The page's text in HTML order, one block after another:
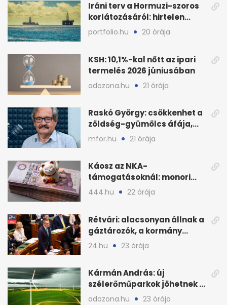
Iráni terv a Hormuzi-szoros
korlátozásáról: hirtelen
megugrott az olajár
portfolio.hu 20 órája
KSH: 10,1%-kal nőtt az ipari
termelés 2026 júniusában
adozona.hu 21 órája
Raskó György: csökkenhet a
zöldség-gyümölcs áfája,
bajban a kukorica
mfor.hu 21 órája
Káosz az NKA-
támogatásoknál: monori
civilek elszámolásai és
444.hu 22 órája
Rétvári: alacsonyan állnak a
gáztározók, a kormány
válságról válságra jut
24.hu 23 órája
Kármán András: új
szélerőműparkok jöhetnek a
kormányülés döntése
adozona.hu 23 órája